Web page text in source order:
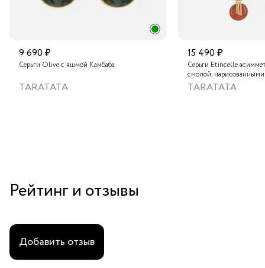
9 690 ₽
Серьги Olive с яшмой Камбаба
TARATATA
15 490 ₽
Серьги Etincelle
смолой,
слюдяным порошком,
тонированным
TARATATA
Рейтинг и отзывы
Добавить отзыв